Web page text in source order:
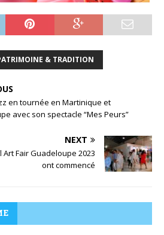
& TRADITION
en tournée en Martinique et
avec son spectacle “Mes Peurs”
NEXT
Fair Guadeloupe 2023
ont commencé